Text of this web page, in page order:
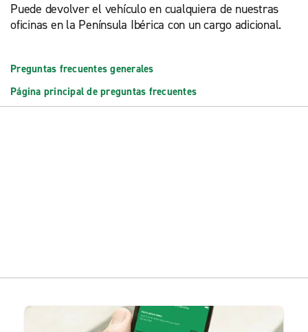
Puede devolver el vehículo en cualquiera de nuestras
oficinas en la Península Ibérica con un cargo adicional.
Preguntas frecuentes generales
Página principal de preguntas frecuentes